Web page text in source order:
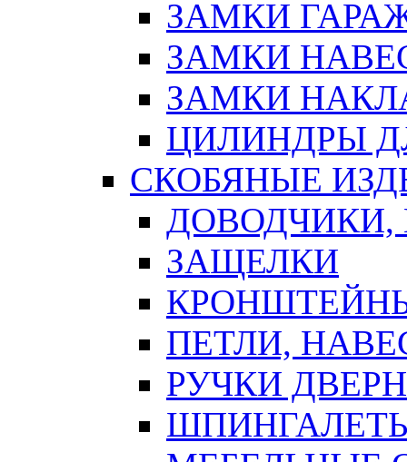
ЗАМКИ
ЗАМКИ
ЗАМКИ
ЦИЛИНДРЫ
СКОБЯНЫЕ
ЗАЩЕЛКИ
ПЕТЛИ,
РУЧКИ